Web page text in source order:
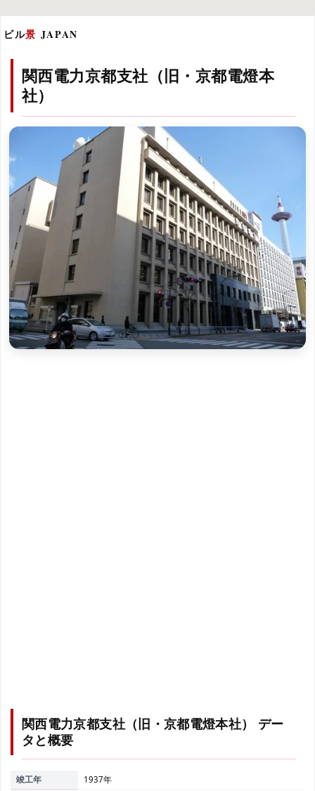
ビル景 JAPAN
関西電力京都支社（旧・京都電燈本
社）
関西電力京都支社（旧・京都電燈本社） デー
タと概要
竣工年
1937年